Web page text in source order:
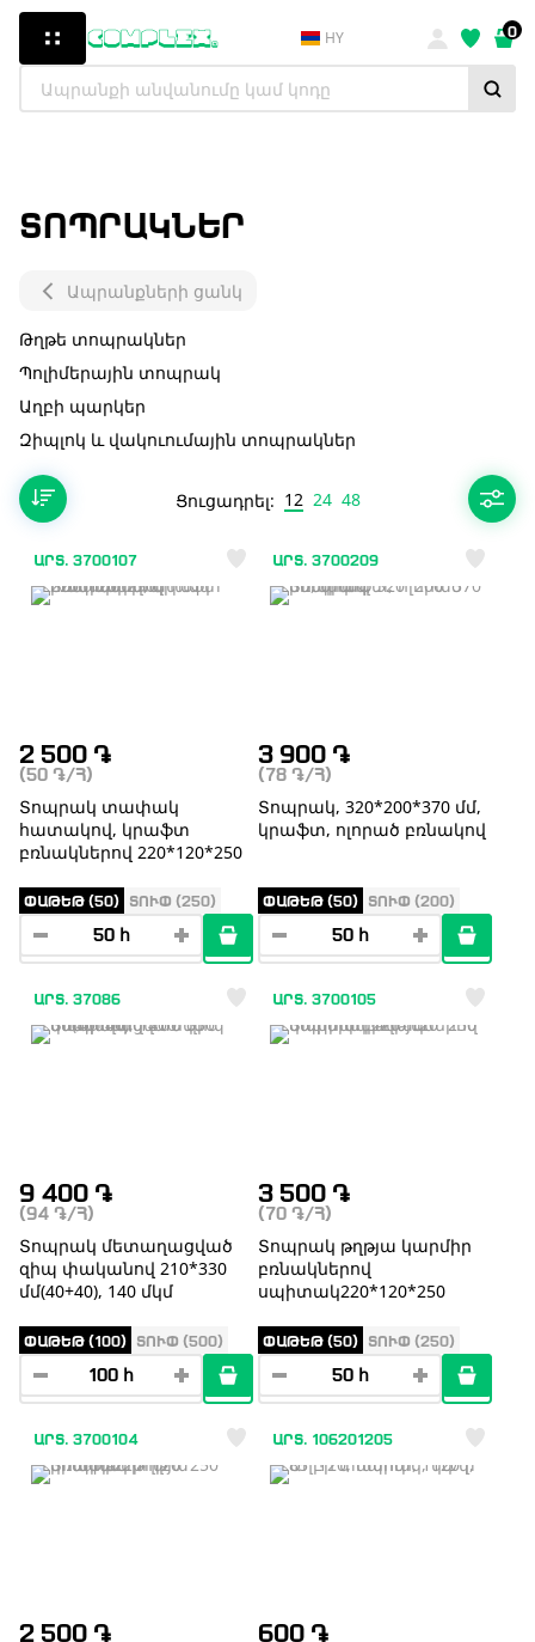
HY 0
ՏՈՊՐԱԿՆԵՐ
Ապրանքների ցանկ
Թղթե տոպրակներ
Պոլիմերային տոպրակ
Աղբի պարկեր
Զիպլոկ և վակուումային տոպրակներ
Ցուցադրել: 12 24 48
ԱՐՏ. 3700107
2 500 ֏
(50 ֏ /Հ)
Տոպրակ տափակ
հատակով, կրաֆտ
բռնակներով 220*120*250
ՓԱԹԵԹ (50) ՏՈՒՓ (250)
ԱՐՏ. 3700209
3 900 ֏
(78 ֏ /Հ)
Տոպրակ, 320*200*370 մմ,
կրաֆտ, ոլորած բռնակով
ՓԱԹԵԹ (50) ՏՈՒՓ (200)
ԱՐՏ. 37086
9 400 ֏
(94 ֏ /Հ)
Տոպրակ մետաղացված
զիպ փականով 210*330
մմ(40+40), 140 մկմ
ՓԱԹԵԹ (100) ՏՈՒՓ (500)
ԱՐՏ. 3700105
3 500 ֏
(70 ֏ /Հ)
Տոպրակ թղթյա կարմիր
բռնակներով
սպիտակ220*120*250
ՓԱԹԵԹ (50) ՏՈՒՓ (250)
ԱՐՏ. 3700104
2 500 ֏
ԱՐՏ. 106201205
600 ֏